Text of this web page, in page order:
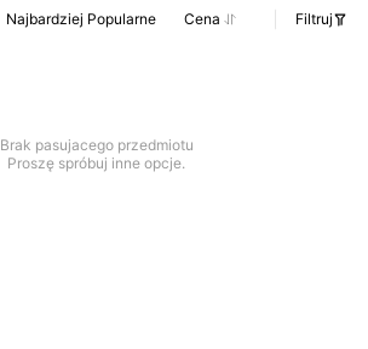
Najbardziej Popularne Cena Filtruj
Brak pasujacego przedmiotu
Proszę spróbuj inne opcje.